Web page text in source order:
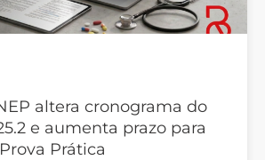
altera cronograma do
e aumenta prazo para
Prática